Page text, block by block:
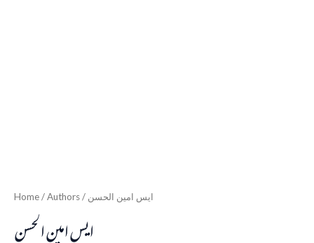
Home / Authors / ایس امین الحسن
ایس امین الحسن